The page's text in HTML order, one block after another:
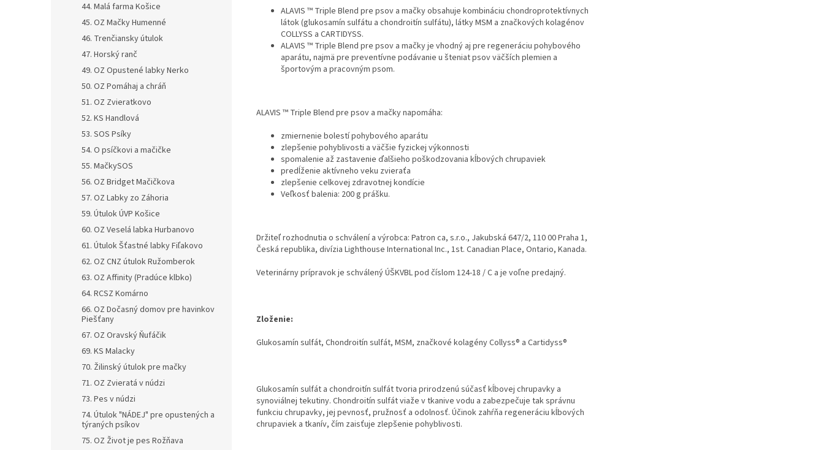
44. Malá farma Košice
45. OZ Mačky Humenné
46. Trenčiansky útulok
47. Horský ranč
49. OZ Opustené labky Nerko
50. OZ Pomáhaj a chráň
51. OZ Zvieratkovo
52. KS Handlová
53. SOS Psíky
54. O psíčkovi a mačičke
55. MačkySOS
56. OZ Bridget Mačičkova
57. OZ Labky zo Záhoria
59. Útulok ÚVP Košice
60. OZ Veselá labka Hurbanovo
61. Útulok Šťastné labky Fiľakovo
62. OZ CNZ útulok Ružomberok
63. OZ Affinity (Pradúce klbko)
64. RCSZ Komárno
66. OZ Dočasný domov pre havinkov
Piešťany
67. OZ Oravský Ňufáčik
69. KS Malacky
70. Žilinský útulok pre mačky
71. OZ Zvieratá v núdzi
73. Pes v núdzi
74. Útulok "NÁDEJ" pre opustených a
týraných psíkov
75. OZ Život je pes Rožňava
ALAVIS ™ Triple Blend pre psov a mačky obsahuje kombináciu chondroprotektívnych
látok (glukosamín sulfátu a chondroitín sulfátu), látky MSM a značkových kolagénov
COLLYSS a CARTIDYSS.
ALAVIS ™ Triple Blend pre psov a mačky je vhodný aj pre regeneráciu pohybového
aparátu, najmä pre preventívne podávanie u šteniat psov väčších plemien a
športovým a pracovným psom.
ALAVIS ™ Triple Blend pre psov a mačky napomáha:
zmiernenie bolestí pohybového aparátu
zlepšenie pohyblivosti a väčšie fyzickej výkonnosti
spomalenie až zastavenie ďalšieho poškodzovania kĺbových chrupaviek
predĺženie aktívneho veku zvieraťa
zlepšenie celkovej zdravotnej kondície
Veľkosť balenia: 200 g prášku.
Držiteľ rozhodnutia o schválení a výrobca: Patron ca, s.r.o., Jakubská 647/2, 110 00 Praha 1,
Česká republika, divízia Lighthouse International Inc., 1st. Canadian Place, Ontario, Kanada.
Veterinárny prípravok je schválený ÚŠKVBL pod číslom 124-18 / C a je voľne predajný.
Zloženie:
Glukosamín sulfát, Chondroitín sulfát, MSM, značkové kolagény Collyss® a Cartidyss®
Glukosamín sulfát a chondroitín sulfát tvoria prirodzenú súčasť kĺbovej chrupavky a
synoviálnej tekutiny. Chondroitín sulfát viaže v tkanive vodu a zabezpečuje tak správnu
funkciu chrupavky, jej pevnosť, pružnosť a odolnosť. Účinok zahŕňa regeneráciu kĺbových
chrupaviek a tkanív, čím zaisťuje zlepšenie pohyblivosti.